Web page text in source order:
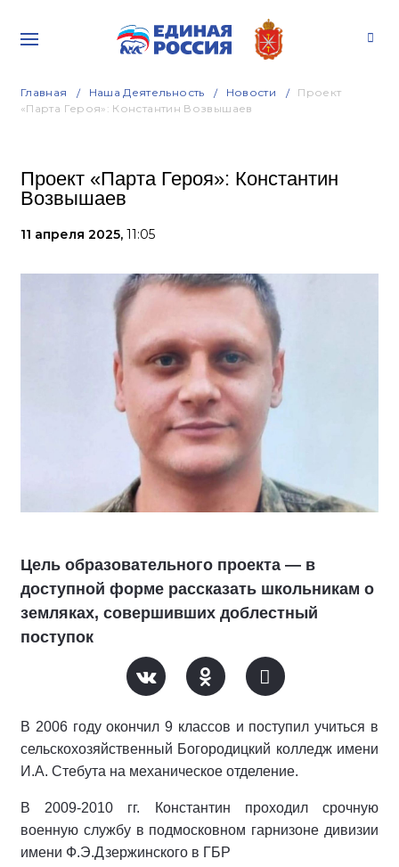
Главная Наша Деятельность Новости
Проект
«Парта Героя»: Константин Возвышаев
Проект «Парта Героя»: Константин
Возвышаев
11 апреля 2025, 11:05
Цель образовательного проекта — в
доступной форме рассказать школьникам о
земляках, совершивших доблестный
поступок
В 2006 году окончил 9 классов и поступил учиться в
сельскохозяйственный Богородицкий колледж имени
И.А. Стебута на механическое отделение.
В 2009-2010 гг. Константин проходил срочную
военную службу в подмосковном гарнизоне дивизии
имени Ф.Э.Дзержинского в ГБР